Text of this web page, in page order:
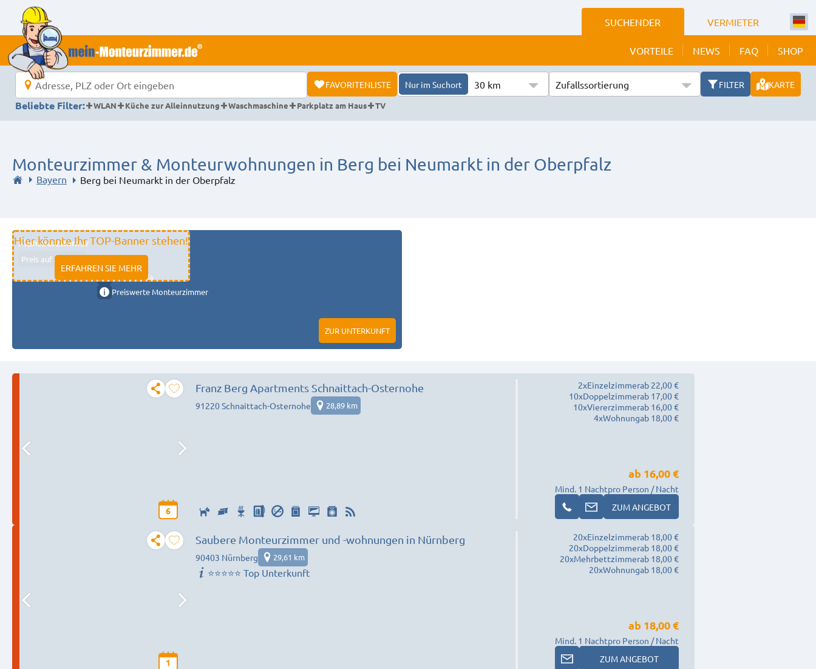
SUCHENDER VERMIETER
VORTEILE NEWS FAQ SHOP
FAVORITENLISTE Nur im Suchort 30 km Zufallssortierung FILTER
KARTE
Beliebte Filter:
WLAN Küche zur Alleinnutzung Waschmaschine Parkplatz am Haus TV
Monteurzimmer & Monteurwohnungen in Berg bei Neumarkt in der Oberpfalz
Bayern Berg bei Neumarkt in der Oberpfalz
Hier könnte Ihr TOP-Banner stehen!
ERFAHREN SIE MEHR
Monteurzimmer
Preis auf Anfrage
11333 fulda
Preiswerte Monteurzimmer
ZUR UNTERKUNFT
6
Franz Berg Apartments Schnaittach-Osternohe
91220 Schnaittach-Osternohe 28,89 km
2xEinzelzimmerab 22,00 €
10xDoppelzimmerab 17,00 €
10xViererzimmerab 16,00 €
4xWohnungab 18,00 €
Mind. 1 Nacht
ab 16,00 €
pro Person / Nacht
ZUM ANGEBOT
1
Saubere Monteurzimmer und -wohnungen in Nürnberg
90403 Nürnberg 29,61 km
⭐⭐⭐⭐⭐ Top Unterkunft
20xEinzelzimmerab 18,00 €
20xDoppelzimmerab 18,00 €
20xMehrbettzimmerab 18,00 €
20xWohnungab 18,00 €
Mind. 1 Nacht
ab 18,00 €
pro Person / Nacht
ZUM ANGEBOT